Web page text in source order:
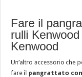
Fare il
rulli
Kenwood
Un’altro accessorio che
fare il pangrattato con